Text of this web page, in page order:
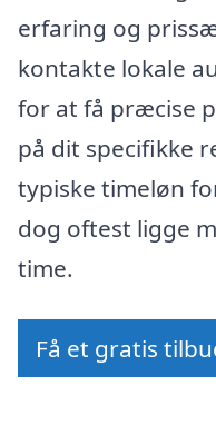
erfaring og
kontakte lokale
for at få præcise
på dit specifikke
typiske timeløn
dog oftest ligge
time.
Få et gratis